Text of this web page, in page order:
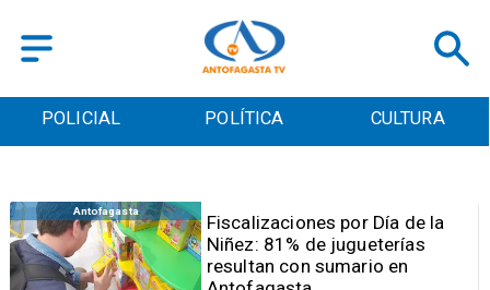
POLICIAL POLÍTICA CULTURA
Antofagasta
Tribunal frena opción de pena
mixta para Karen Rojo por ahora